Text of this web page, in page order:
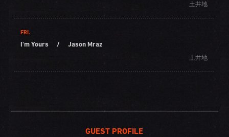
土井地
FRI.
I'm Yours / Jason Mraz
土井地
GUEST PROFILE